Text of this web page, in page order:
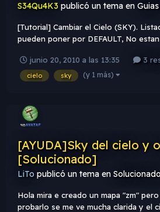
S34Qu4K3 publicó un tema en
[Tutorial] Cambiar el Cielo (SKY).
pueden poner por DEFAULT, No
bastantes. Mount nynight sam
cult2 cxbk de_stormbk Desrt Space
Muchos mas en \cstrike\gfx\env son
junio 20, 2010 a las 13:35 3
cielo sky (y 1 más)
[AYUDA]Sky del cielo y
[Solucionado]
LiTo publicó un tema en
Hola mira e creado un mapa "zm"
probarlo se me ve mucha clarida y el